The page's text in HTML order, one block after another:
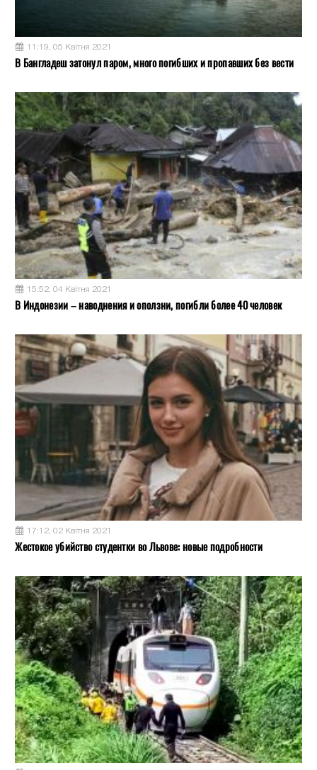
11:19, 05 Квітня 2021
В Бангладеш затонул паром, много погибших и пропавших без вести
15:52, 04 Квітня 2021
В Индонезии – наводнения и оползни, погибли более 40 человек
17:12, 02 Квітня 2021
Жестокое убийство студентки во Львове: новые подробности